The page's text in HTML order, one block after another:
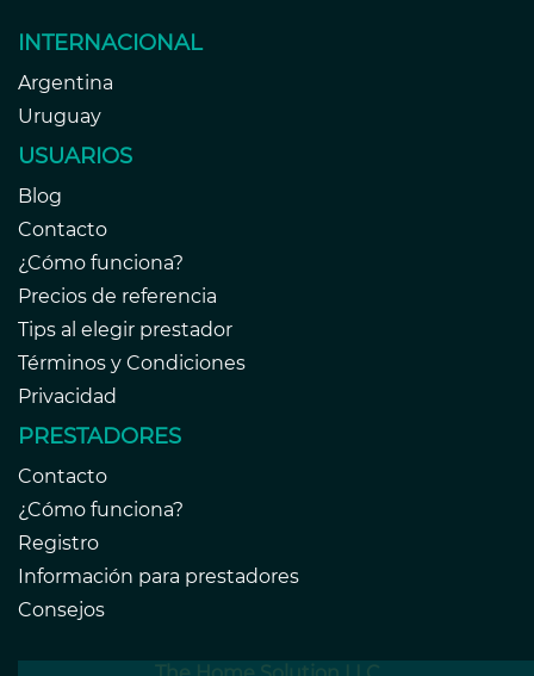
INTERNACIONAL
Argentina
Uruguay
USUARIOS
Blog
Contacto
¿Cómo funciona?
Precios de referencia
Tips al elegir prestador
Términos y Condiciones
Privacidad
PRESTADORES
Contacto
¿Cómo funciona?
Registro
Información para prestadores
Consejos